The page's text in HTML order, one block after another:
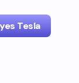
Tesla